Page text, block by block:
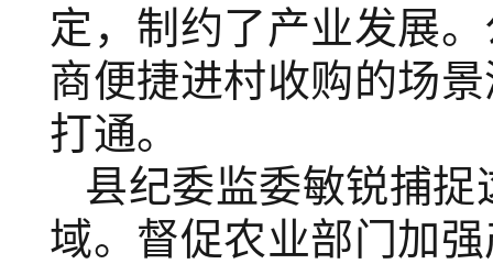
定，制约了产业发展
商便捷进村收购的场
打通。
县纪委监委敏锐捕
域。 督促农业部门加